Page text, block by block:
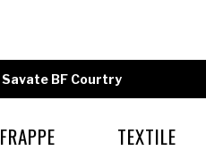
Savate BF Courtry
FRAPPE TEXTILE